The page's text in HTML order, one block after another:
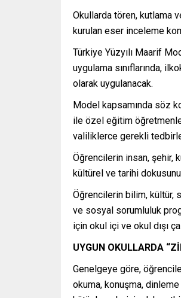
Okullarda tören, kutlama
kurulan eser inceleme
Türkiye Yüzyılı Maarif
uygulama sınıflarında,
olarak uygulanacak.
Model kapsamında söz
ile özel eğitim
valiliklerce gerekli
Öğrencilerin insan, şehir,
kültürel ve tarihi dokusunu
Öğrencilerin bilim,
ve sosyal sorumluluk
için okul içi ve okul dışı
UYGUN OKULLARDA
Genelgeye göre,
okuma, konuşma,